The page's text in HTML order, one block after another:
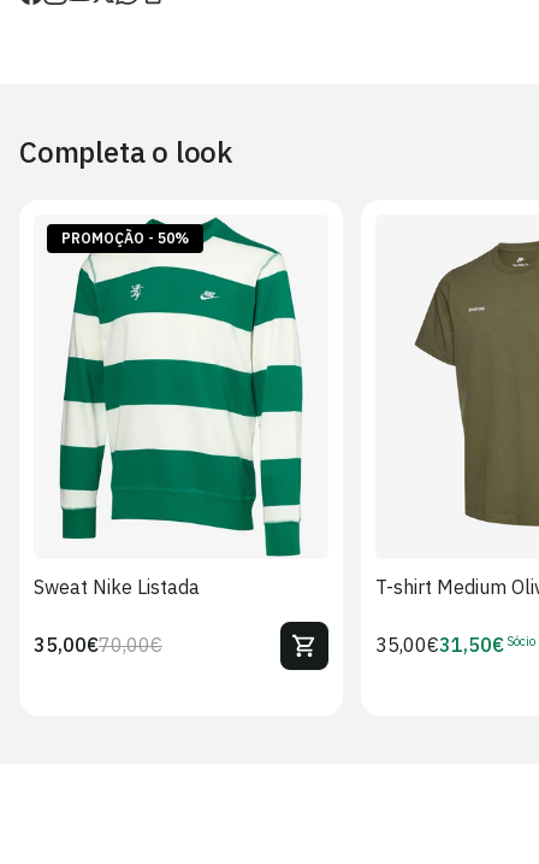
Artigos personalizados não podem ser devolvidos.
de EnvioeDevoluções
Completa o look
PROMOÇÃO - 50%
S XL 2XL
Sweat Nike Listada
Preço
70,00€Preço
35,00€
T-shirt Medium
Preço
35,00€Preço
31,50€ Sócio